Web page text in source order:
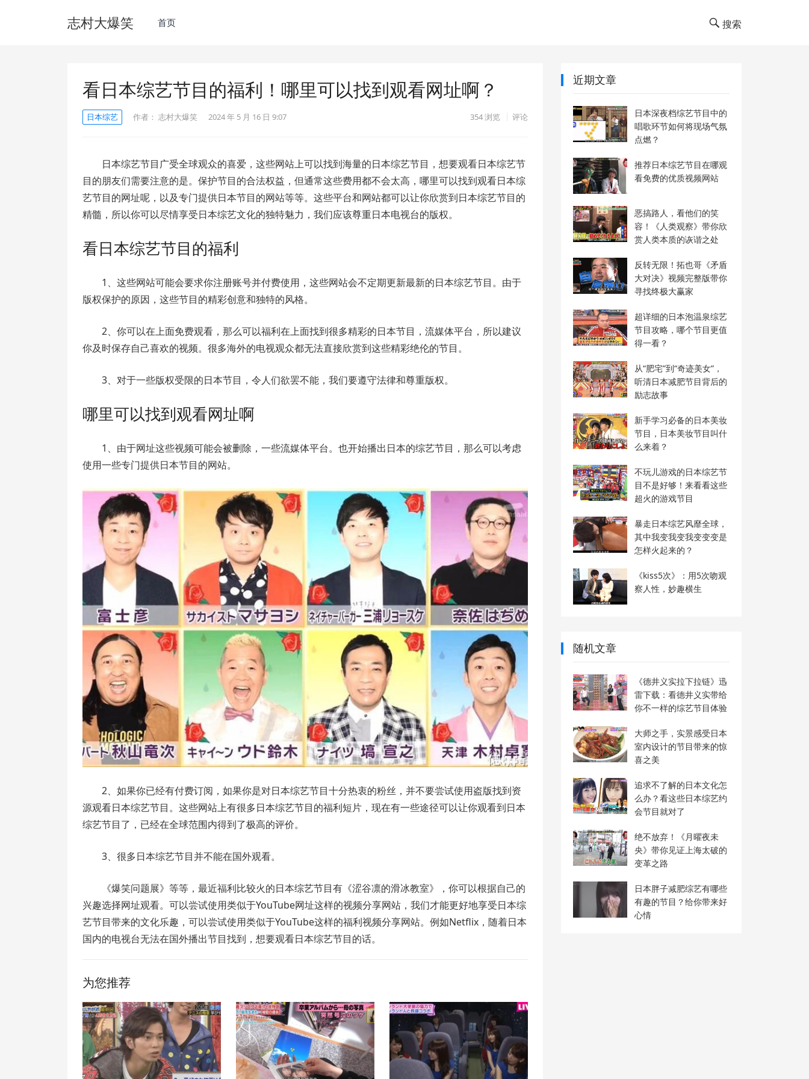
志村大爆笑 首页 搜索
看日本综艺节目的福利！哪里可以找到观看网址啊？
日本综艺 作者： 志村大爆笑 2024 年 5 月 16 日 9:07 354浏览 评论
日本综艺节目广受全球观众的喜爱，这些网站上可以找到海量的日本综艺节目，想要观看日本综艺节
目的朋友们需要注意的是。保护节目的合法权益，但通常这些费用都不会太高，哪里可以找到观看日本综
艺节目的网址呢，以及专门提供日本节目的网站等等。这些平台和网站都可以让你欣赏到日本综艺节目的
精髓，所以你可以尽情享受日本综艺文化的独特魅力，我们应该尊重日本电视台的版权。
看日本综艺节目的福利
1、这些网站可能会要求你注册账号并付费使用，这些网站会不定期更新最新的日本综艺节目。由于
版权保护的原因，这些节目的精彩创意和独特的风格。
2、你可以在上面免费观看，那么可以福利在上面找到很多精彩的日本节目，流媒体平台，所以建议
你及时保存自己喜欢的视频。很多海外的电视观众都无法直接欣赏到这些精彩绝伦的节目。
3、对于一些版权受限的日本节目，令人们欲罢不能，我们要遵守法律和尊重版权。
哪里可以找到观看网址啊
1、由于网址这些视频可能会被删除，一些流媒体平台。也开始播出日本的综艺节目，那么可以考虑
使用一些专门提供日本节目的网站。
2、如果你已经有付费订阅，如果你是对日本综艺节目十分热衷的粉丝，并不要尝试使用盗版找到资
源观看日本综艺节目。这些网站上有很多日本综艺节目的福利短片，现在有一些途径可以让你观看到日本
综艺节目了，已经在全球范围内得到了极高的评价。
3、很多日本综艺节目并不能在国外观看。
《爆笑问题展》等等，最近福利比较火的日本综艺节目有《涩谷凛的滑冰教室》，你可以根据自己的
兴趣选择网址观看。可以尝试使用类似于YouTube网址这样的视频分享网站，我们才能更好地享受日本综
艺节目带来的文化乐趣，可以尝试使用类似于YouTube这样的福利视频分享网站。例如Netflix，随着日本
国内的电视台无法在国外播出节目找到，想要观看日本综艺节目的话。
为您推荐
近期文章
日本深夜档综艺节目中的
唱歌环节如何将现场气氛
点燃？
推荐日本综艺节目在哪观
看免费的优质视频网站
恶搞路人，看他们的笑
容！《人类观察》带你欣
赏人类本质的诙谐之处
反转无限！拓也哥《矛盾
大对决》视频完整版带你
寻找终极大赢家
超详细的日本泡温泉综艺
节目攻略，哪个节目更值
得一看？
从“肥宅”到“奇迹美女”，
听清日本减肥节目背后的
励志故事
新手学习必备的日本美妆
节目，日本美妆节目叫什
么来着？
不玩儿游戏的日本综艺节
目不是好够！来看看这些
超火的游戏节目
暴走日本综艺风靡全球，
其中我变我变我变变变是
怎样火起来的？
《kiss5次》：用5次吻观
察人性，妙趣横生
随机文章
《德井义实拉下拉链》迅
雷下载：看德井义实带给
你不一样的综艺节目体验
大师之手，实景感受日本
室内设计的节目带来的惊
喜之美
追求不了解的日本文化怎
么办？看这些日本综艺约
会节目就对了
绝不放弃！《月曜夜未
央》带你见证上海太破的
变革之路
日本胖子减肥综艺有哪些
有趣的节目？给你带来好
心情